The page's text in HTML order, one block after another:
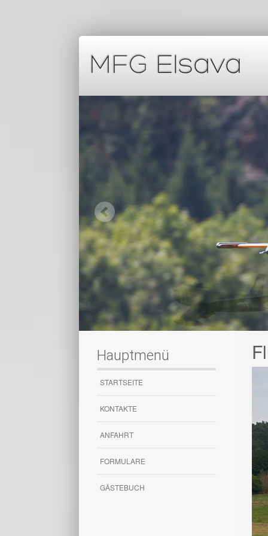
Hauptmenü
STARTSEITE
KONTAKTE
ANFAHRT
FORMULARE
GÄSTEBUCH